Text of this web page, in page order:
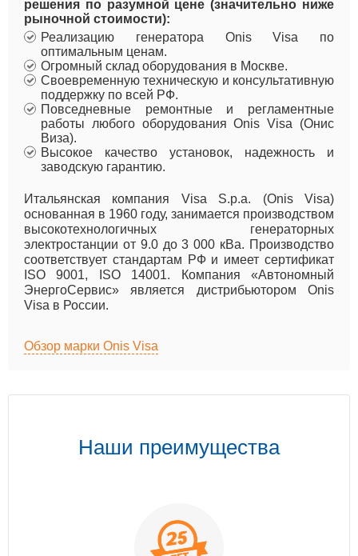
решения по разумной цене (значительно ниже
рыночной стоимости):
Реализацию генератора Onis Visa по
оптимальным ценам.
Огромный склад оборудования в Москве.
Своевременную техническую и консультативную
поддержку по всей РФ.
Повседневные ремонтные и регламентные
работы любого оборудования Onis Visa (Онис
Виза).
Высокое качество установок, надежность и
заводскую гарантию.
Итальянская компания Visa S.p.a. (Onis Visa)
основанная в 1960 году, занимается производством
высокотехнологичных генераторных
электростанции от 9.0 до 3 000 кВа. Производство
соответствует стандартам РФ и имеет сертификат
ISO 9001, ISO 14001. Компания «Автономный
ЭнергоСервис» является дистрибьютором Onis
Visa в России.
Обзор марки Onis Visa
Наши преимущества